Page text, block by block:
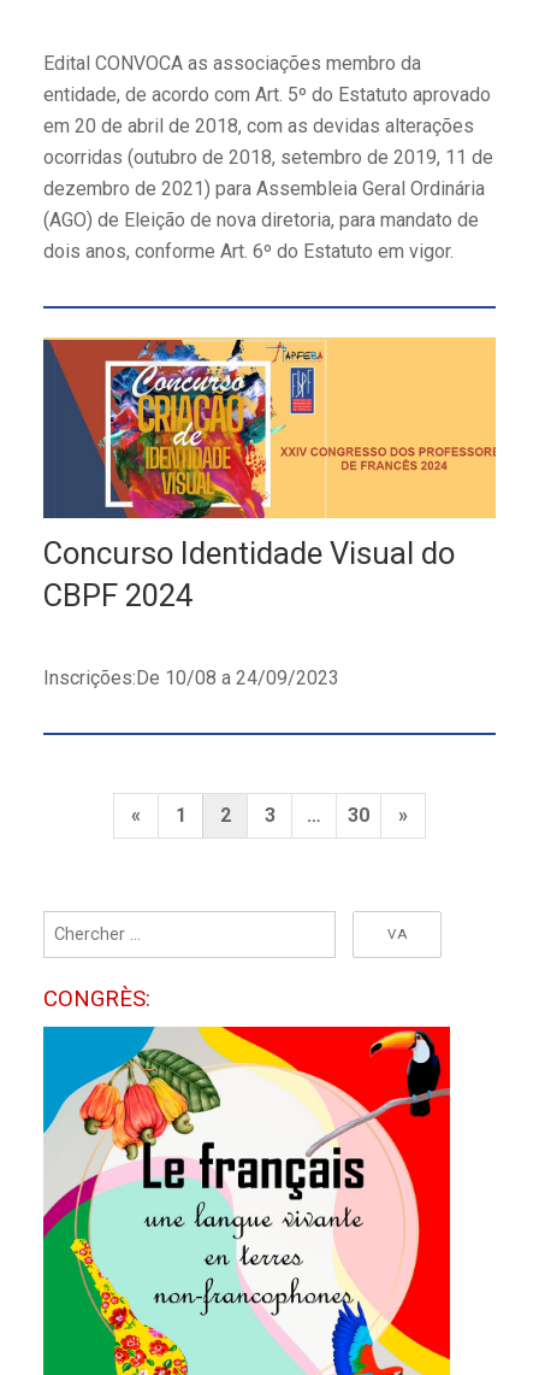
Edital CONVOCA as associações membro da
entidade, de acordo com Art. 5º do Estatuto aprovado
em 20 de abril de 2018, com as devidas alterações
ocorridas (outubro de 2018, setembro de 2019, 11 de
dezembro de 2021) para Assembleia Geral Ordinária
(AGO) de Eleição de nova diretoria, para mandato de
dois anos, conforme Art. 6º do Estatuto em vigor.
Concurso Identidade Visual do
CBPF 2024
Inscrições:De 10/08 a 24/09/2023
Paginação
posts
Previous
« 1 2 3 … 30
Next
»
CONGRÈS: